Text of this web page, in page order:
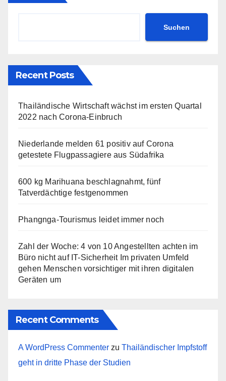
Suchen
Recent Posts
Thailändische Wirtschaft wächst im ersten Quartal
2022 nach Corona-Einbruch
Niederlande melden 61 positiv auf Corona
getestete Flugpassagiere aus Südafrika
600 kg Marihuana beschlagnahmt, fünf
Tatverdächtige festgenommen
Phangnga-Tourismus leidet immer noch
Zahl der Woche: 4 von 10 Angestellten achten im
Büro nicht auf IT-Sicherheit Im privaten Umfeld
gehen Menschen vorsichtiger mit ihren digitalen
Geräten um
Recent Comments
A WordPress Commenter zu Thailändischer Impfstoff
geht in dritte Phase der Studien